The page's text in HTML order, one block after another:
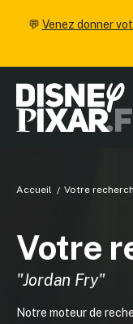
💬 Venez donner
Accueil Votre
Votre
"Jordan Fry"
Notre moteur de